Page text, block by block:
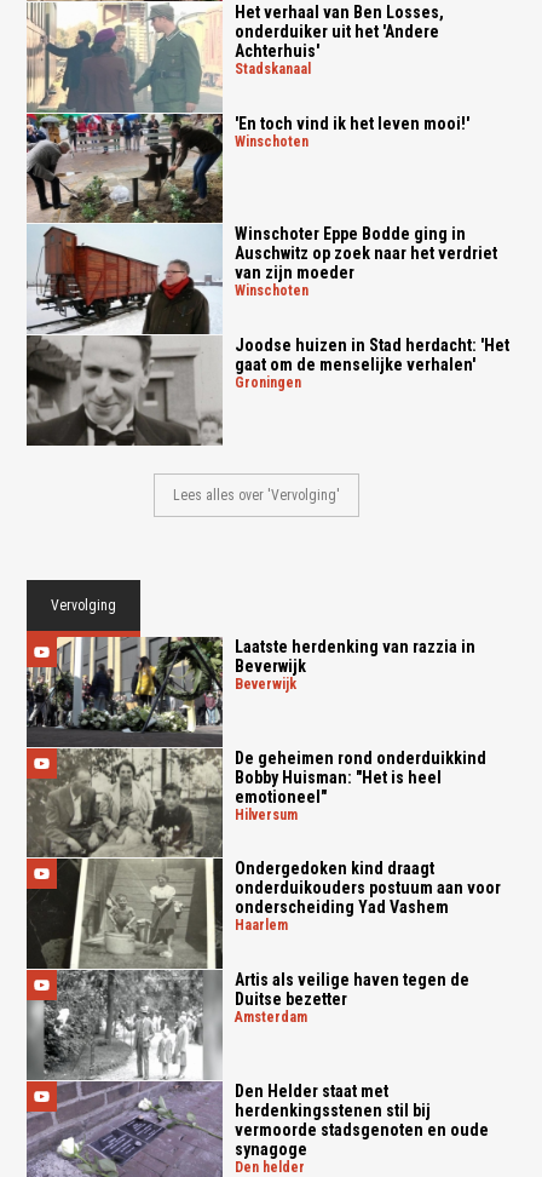
Het verhaal van Ben Losses,
onderduiker uit het 'Andere
Achterhuis'
stadskanaal
'En toch vind ik het leven mooi!'
winschoten
Winschoter Eppe Bodde ging in
Auschwitz op zoek naar het verdriet
van zijn moeder
winschoten
Joodse huizen in Stad herdacht: 'Het
gaat om de menselijke verhalen'
groningen
Lees alles over 'Vervolging'
Vervolging
Laatste herdenking van razzia in
Beverwijk
beverwijk
De geheimen rond onderduikkind
Bobby Huisman: "Het is heel
emotioneel"
hilversum
Ondergedoken kind draagt
onderduikouders postuum aan voor
onderscheiding Yad Vashem
haarlem
Artis als veilige haven tegen de
Duitse bezetter
amsterdam
Den Helder staat met
herdenkingsstenen stil bij
vermoorde stadsgenoten en oude
synagoge
den helder